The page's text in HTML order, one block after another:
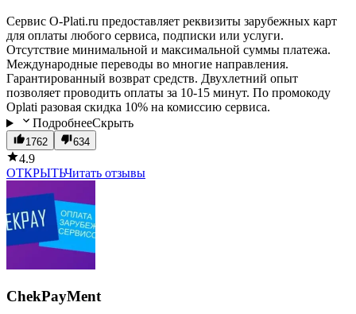
Сервис O-Plati.ru предоставляет реквизиты зарубежных карт
для оплаты любого сервиса, подписки или услуги.
Отсутствие минимальной и максимальной суммы платежа.
Международные переводы во многие направления.
Гарантированный возврат средств. Двухлетний опыт
позволяет проводить оплаты за 10-15 минут. По промокоду
Oplati разовая скидка 10% на комиссию сервиса.
ПодробнееСкрыть
1762 634
4.9
ОТКРЫТЬЧитать отзывы
ChekPayMent